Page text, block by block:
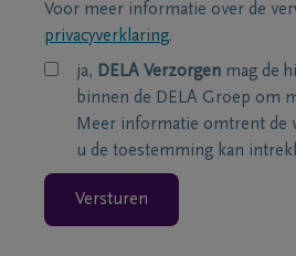
Voor meer informatie over de
privacyverklaring.
ja, DELA Verzorgen mag de
binnen de DELA Groep om
Meer informatie omtrent de
u de toestemming kan
Versturen